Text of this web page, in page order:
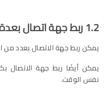
1.2 ربط جهة اتصال بعدة كيانات
يمكن ربط جهة الاتصال بعدد من
يمكن أيضًا ربط جهة الاتصال
نفس الوقت.